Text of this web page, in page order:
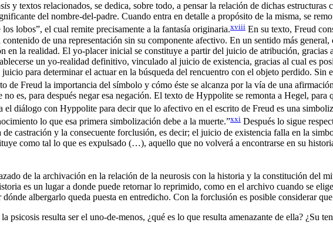
y textos relacionados, se dedica, sobre todo, a pensar la relación de dichas
del nombre-del-padre. Cuando entra en detalle a propósito de la misma, se
lobos”, el cual remite precisamente a la fantasía originaria.xviii En su texto, Freud
de una representación sin su componente afectivo. En un sentido más
en la realidad. El yo-placer inicial se constituye a partir del juicio de atribución,
un yo-realidad definitivo, vinculado al juicio de existencia, gracias al cual es
para determinar el actuar en la búsqueda del rencuentro con el objeto perdido. Sin
de Freud la importancia del símbolo y cómo éste se alcanza por la vía de una
es, para después negar esa negación. El texto de Hyppolite se remonta a Hegel,
el diálogo con Hyppolite para decir que lo afectivo en el escrito de Freud es una
lo que esa primera simbolización debe a la muerte.”xxi Después lo sigue
castración y la consecuente forclusión, es decir; el juicio de existencia falla en la
como tal lo que es expulsado (…), aquello que no volverá a encontrarse en su
de la archivación en la relación de la neurosis con la historia y la constitución del
es un lugar a donde puede retornar lo reprimido, como en el archivo cuando se
albergarlo queda puesta en entredicho. Con la forclusión es posible considerar
psicosis resulta ser el uno-de-menos, ¿qué es lo que resulta amenazante de ella? ¿Su